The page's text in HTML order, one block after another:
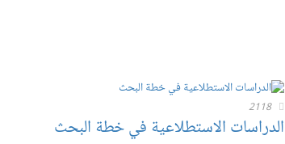
2118
الدراسات الاستطلاعية في خطة البحث